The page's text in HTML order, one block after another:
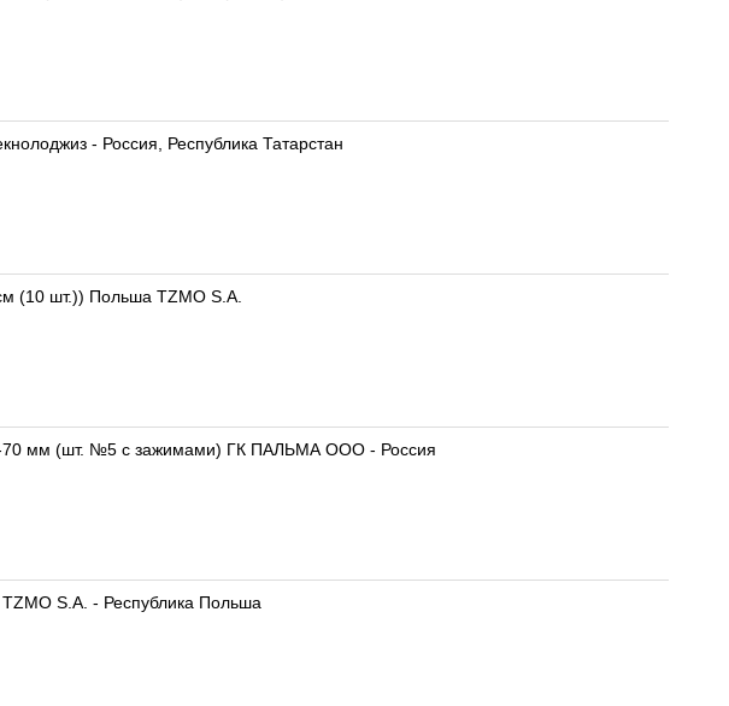
- Россия, Республика Татарстан
(10 шт.)) Польша TZMO S.A.
70 мм (шт. №5 с зажимами) ГК ПАЛЬМА ООО - Россия
S.A. - Республика Польша